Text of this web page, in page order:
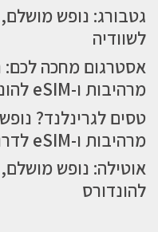
לשוודיה
אסטרגום מחכה לכם:
מרהיבות ו-eSIM להונגריה
טסים לגרינלנד?
מרהיבות ו-eSIM לדרום גרינלנד
להונדורס